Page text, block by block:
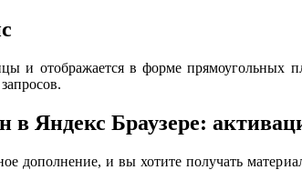
и отображается в форме прямоугольных
Яндекс Браузере:
дополнение, и вы хотите получать